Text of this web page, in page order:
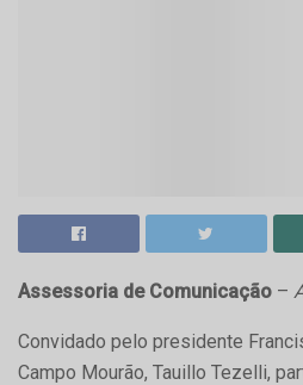
Assessoria de Comunicação –
Convidado pelo presidente
Campo Mourão, Tauillo Tezelli,